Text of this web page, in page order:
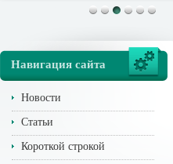
Навигация сайта
Новости
Статьи
Короткой строкой